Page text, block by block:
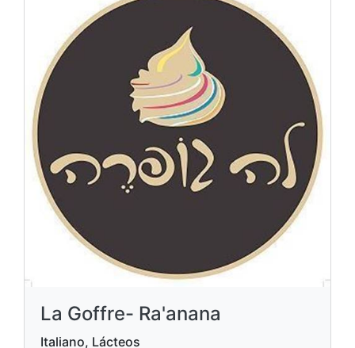
La Goffre- Ra'anana
Italiano, Lácteos